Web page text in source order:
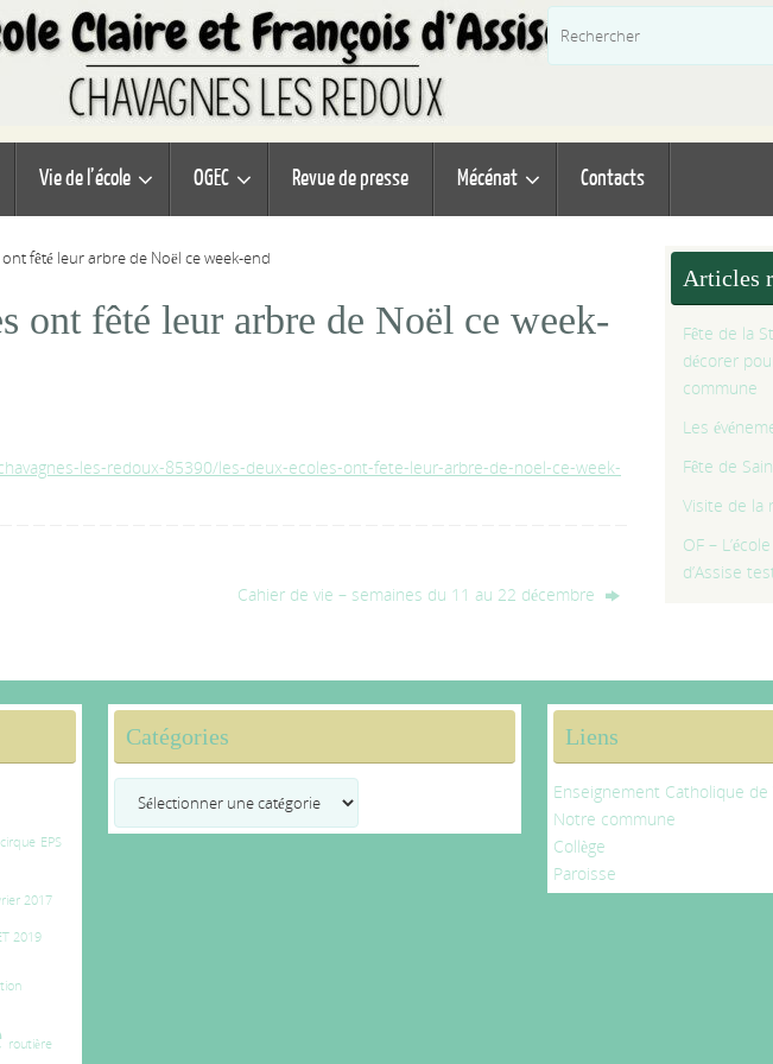
Vie de l’école OGEC Revue de presse Mécénat Contacts
fêté leur arbre de Noël ce week-end
ont fêté leur arbre de Noël ce week-
les-redoux-85390/les-deux-ecoles-ont-fete-leur-arbre-de-noel-ce-week-
Cahier de vie – semaines du 11 au 22 décembre
Articles
Fête de la
décorer
commune
Les
Fête de
Visite de la
OF –
d’Assise
cirque EPS
2017
2019
routière
Catégories Liens
Enseignement Catholique de
Notre commune
Collège
Paroisse